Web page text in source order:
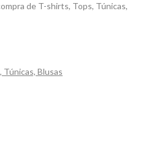
de T-shirts, Tops, Túnicas,
Blusas